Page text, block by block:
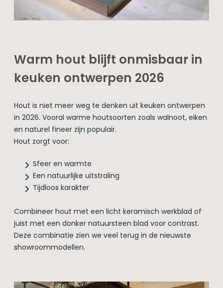
Warm hout blijft onmisbaar in
keuken ontwerpen 2026
Hout is niet meer weg te denken uit keuken ontwerpen
in 2026. Vooral warme houtsoorten zoals walnoot, eiken
en naturel fineer zijn populair.
Hout zorgt voor:
Sfeer en warmte
Een natuurlijke uitstraling
Tijdloos karakter
Combineer hout met een licht keramisch werkblad of
juist met een donker natuursteen blad voor contrast.
Deze combinatie zien we veel terug in de nieuwste
showroommodellen.